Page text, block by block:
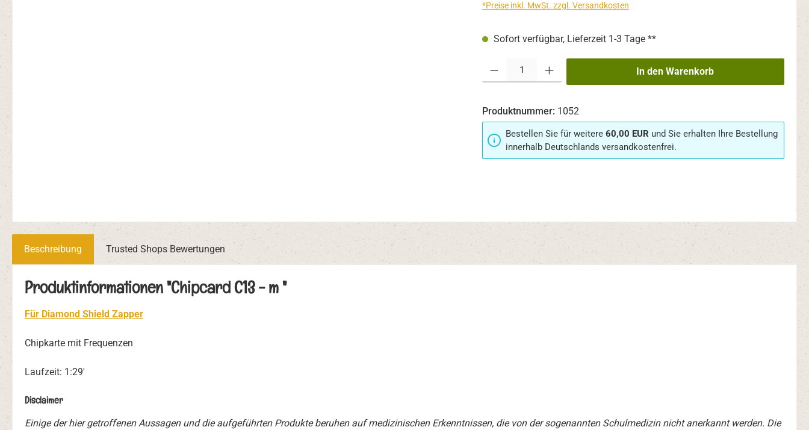
*Preise inkl. MwSt. zzgl. Versandkosten
Sofort verfügbar, Lieferzeit 1-3 Tage **
In den Warenkorb
Produktnummer: 1052
Bestellen Sie für weitere 60,00 EUR und Sie erhalten Ihre Bestellung
innerhalb Deutschlands versandkostenfrei.
Beschreibung Trusted Shops Bewertungen
Produktinformationen "Chipcard C13 - m "
Für Diamond Shield Zapper
Chipkarte mit Frequenzen
Laufzeit: 1:29'
Disclaimer
Einige der hier getroffenen Aussagen und die aufgeführten Produkte beruhen auf medizinischen Erkenntnissen, die von der sogenannten Schulmedizin nicht anerkannt werden. Die